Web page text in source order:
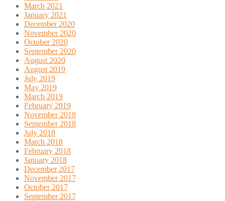
March 2021
January 2021
December 2020
November 2020
October 2020
September 2020
August 2020
August 2019
July 2019
May 2019
March 2019
February 2019
November 2018
September 2018
July 2018
March 2018
February 2018
January 2018
December 2017
November 2017
October 2017
September 2017